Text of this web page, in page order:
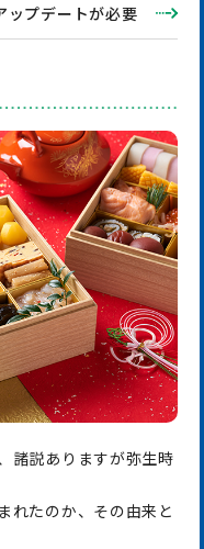
ップデートが必要
諸説ありますが弥生時
れたのか、その由来と